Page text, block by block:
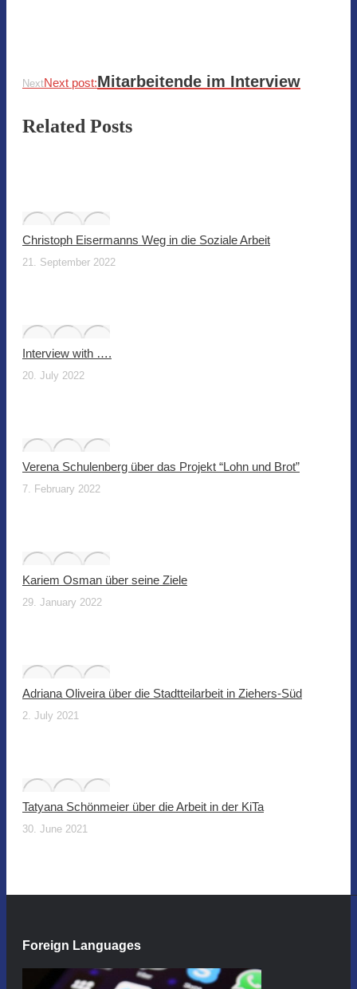
NextNext post:Mitarbeitende im Interview
Related Posts
Christoph Eisermanns Weg in die Soziale Arbeit
21. September 2022
Interview with ….
20. July 2022
Verena Schulenberg über das Projekt “Lohn und Brot”
7. February 2022
Kariem Osman über seine Ziele
29. January 2022
Adriana Oliveira über die Stadtteilarbeit in Ziehers-Süd
2. July 2021
Tatyana Schönmeier über die Arbeit in der KiTa
30. June 2021
Foreign Languages